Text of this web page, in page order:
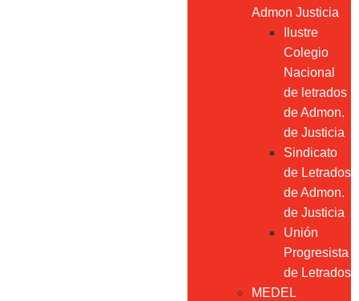
Admon Justicia
Ilustre
Colegio
Nacional
de letrados
de Admon.
de Justicia
Sindicato
de Letrados
de Admon.
de Justicia
Unión
Progresista
de Letrados
MEDEL